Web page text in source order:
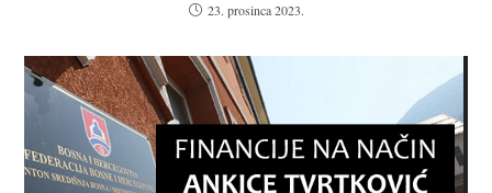
23. prosinca 2023.